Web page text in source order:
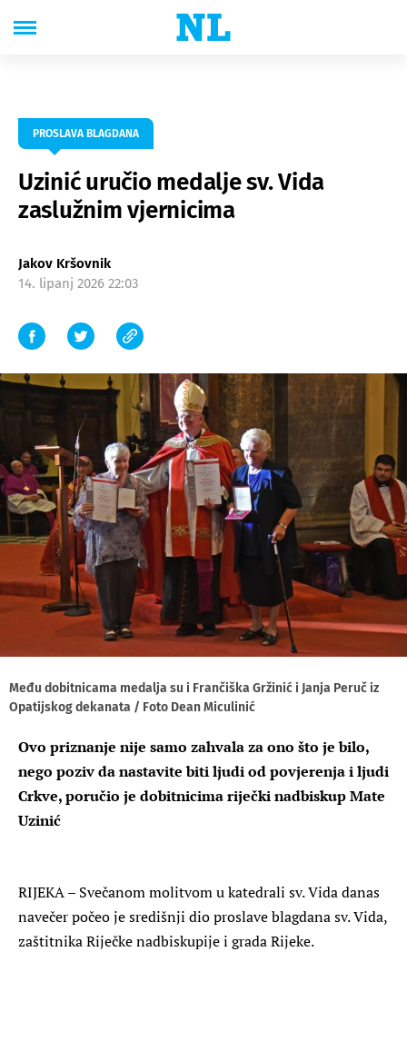
PROSLAVA BLAGDANA
Uzinić uručio medalje sv. Vida
zaslužnim vjernicima
Jakov Kršovnik
14. lipanj 2026 22:03
Među dobitnicama medalja su i Frančiška Gržinić i Janja Peruč iz
Opatijskog dekanata / Foto Dean Miculinić
Ovo priznanje nije samo zahvala za ono što je bilo,
nego poziv da nastavite biti ljudi od povjerenja i ljudi
Crkve, poručio je dobitnicima riječki nadbiskup Mate
Uzinić
RIJEKA – Svečanom molitvom u katedrali sv. Vida danas
navečer počeo je središnji dio proslave blagdana sv. Vida,
zaštitnika Riječke nadbiskupije i grada Rijeke.